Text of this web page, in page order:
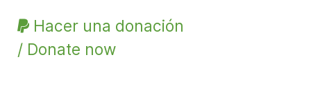
Hacer una donación
/ Donate now